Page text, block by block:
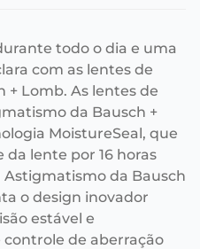
todo o dia e uma
com as lentes de
+ Lomb. As lentes de
da Bausch +
MoistureSeal, que
lente por 16 horas
Astigmatismo da Bausch
o design inovador
estável e
de aberração